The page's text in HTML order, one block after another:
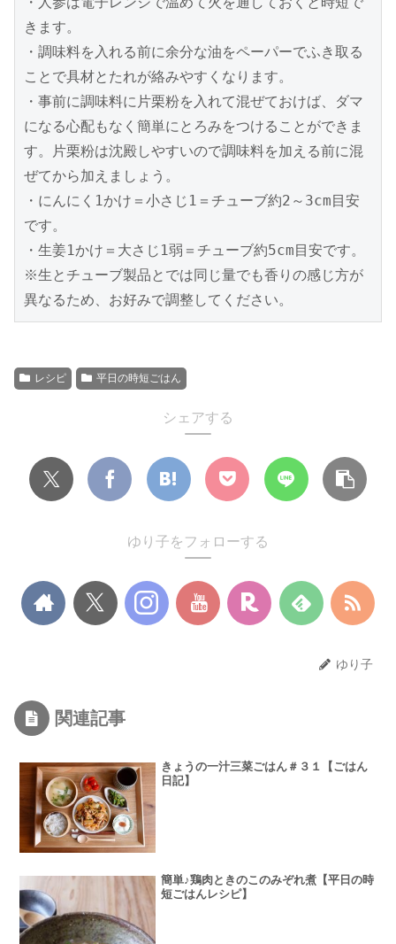
きます。
・調味料を入れる前に余分な油をペーパーでふき取る
ことで具材とたれが絡みやすくなります。
・事前に調味料に片栗粉を入れて混ぜておけば、ダマ
になる心配もなく簡単にとろみをつけることができま
す。片栗粉は沈殿しやすいので調味料を加える前に混
ぜてから加えましょう。
・にんにく1かけ＝小さじ1＝チューブ約2～3cm目安
です。
・生姜1かけ＝大さじ1弱＝チューブ約5cm目安です。
※生とチューブ製品とでは同じ量でも香りの感じ方が
レシピ 平日の時短ごはん
シェアする
ゆり子をフォローする
ゆり子
関連記事
きょうの一汁三菜ごはん＃３１【ごはん
日記】
簡単♪鶏肉ときのこのみぞれ煮【平日の時
短ごはんレシピ】